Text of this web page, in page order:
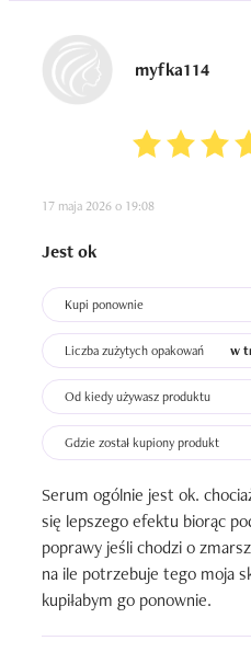
myfka114
17 maja 2026 o 19:08
Jest ok
Kupi ponownie
Liczba zużytych opakowań w
Od kiedy używasz produktu
Gdzie został kupiony produkt
Serum ogólnie jest ok.
się lepszego efektu biorąc
poprawy jeśli chodzi o
na ile potrzebuje tego moja
kupiłabym go ponownie.